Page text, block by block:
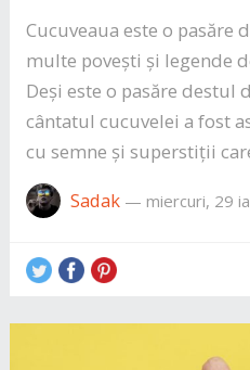
Cucuveaua este o pasăre
multe povești și legende
Deși este o pasăre destul
cântatul cucuvelei a fost
cu semne și superstiții
Sadak— miercuri, 29